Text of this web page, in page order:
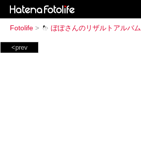
Fotolife > ぽぽさんのリザルトアルバム
<prev